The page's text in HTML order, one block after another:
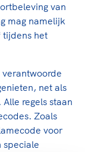
van
mag namelijk
tijdens het
verantwoorde
net als
regels staan
Zoals
voor
speciale